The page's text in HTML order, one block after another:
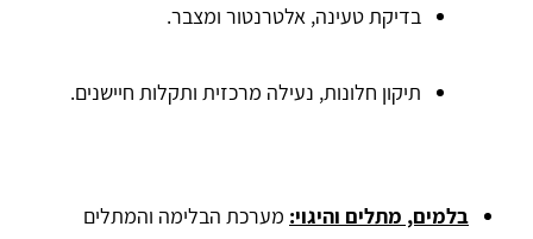
בדיקת טעינה, אלטרנטור ומצבר.
תיקון חלונות, נעילה מרכזית ותקלות חיישנים.
בלמים, מתלים והיגוי: מערכת הבלימה והמתלים